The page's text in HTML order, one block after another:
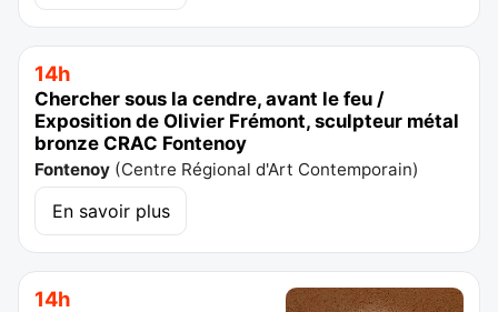
14h
Chercher sous la cendre, avant le feu /
Exposition de Olivier Frémont, sculpteur métal
bronze CRAC Fontenoy
Fontenoy (Centre Régional d'Art Contemporain)
En savoir plus
14h